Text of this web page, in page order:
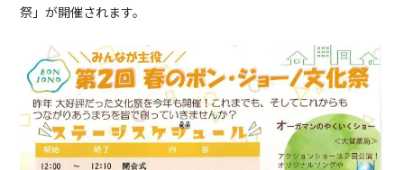
祭」が開催されます。